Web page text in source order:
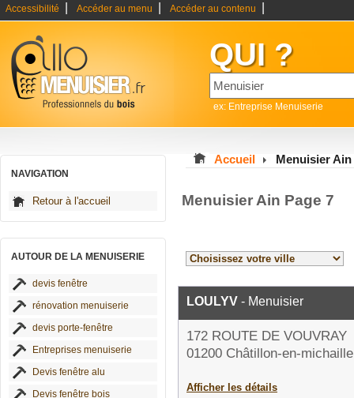
Accessibilité Accéder au menu Accéder au contenu
QUI ?
ex: Entreprise Menuiserie
NAVIGATION
Retour à l'accueil
AUTOUR DE LA MENUISERIE
devis fenêtre
rénovation menuiserie
devis porte-fenêtre
Entreprises menuiserie
Devis fenêtre alu
Devis fenêtre bois
Accueil Menuisier Ain
Menuisier Ain Page 7
LOULYV - Menuisier
172 ROUTE DE VOUVRAY
01200 Châtillon-en-michaille
Afficher les détails